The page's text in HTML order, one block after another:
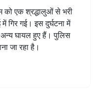
को एक श्रद्धालुओं से भरी
गिर गई। इस दुर्घटना में
घायल हुए हैं। पुलिस
जा रहा है।